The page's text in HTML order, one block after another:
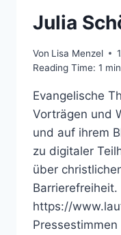
Julia
Von Lisa Menzel
Reading Time: 1
Evangelische
Vorträgen und
und auf ihrem
zu digitaler
über
Barrierefreiheit.
https://